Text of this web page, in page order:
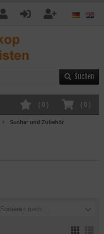
Suchen
( 0 )
( 0 )
Sucher und Zubehör
Sortieren nach ...